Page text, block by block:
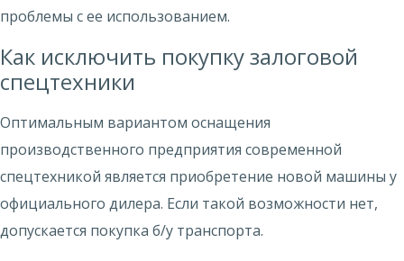
проблемы с ее использованием.
Как исключить покупку залоговой
спецтехники
Оптимальным вариантом оснащения
производственного предприятия современной
спецтехникой является приобретение новой машины у
официального дилера. Если такой возможности нет,
допускается покупка б/у транспорта.